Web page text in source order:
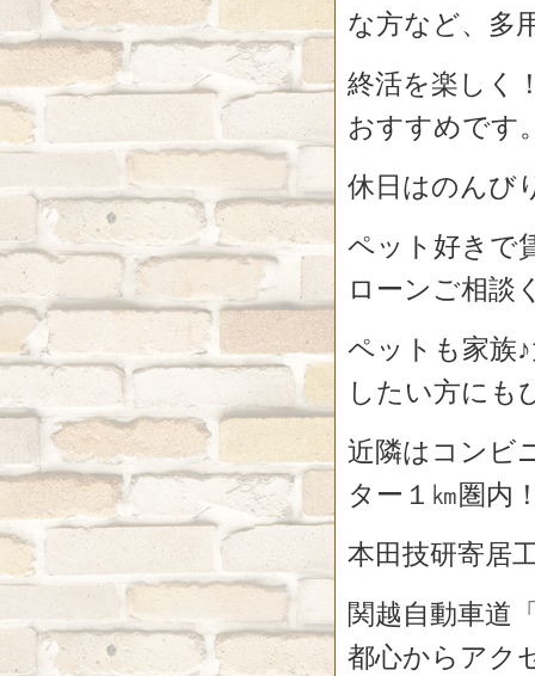
な方など、多
終活を楽しく
おすすめです
休日はのんび
ペット好きで
ローンご相談
ペットも家族
したい方にも
近隣はコンビ
ター１㎞圏内
本田技研寄居
関越自動車道
都心からアク